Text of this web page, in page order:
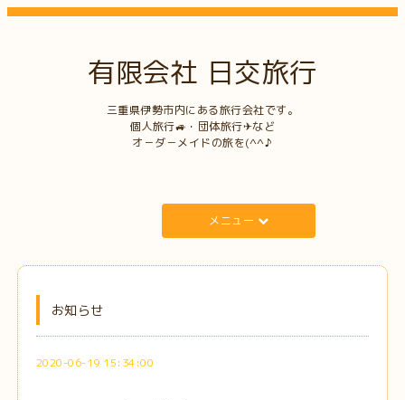
有限会社 日交旅行
三重県伊勢市内にある旅行会社です。
個人旅行🚙・団体旅行✈など
オ－ダ－メイドの旅を(^^♪
メニュー
お知らせ
2020-06-19 15:34:00